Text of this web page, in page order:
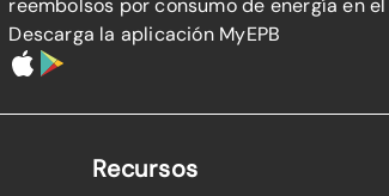
reembolsos por consumo de energía en
Descarga la aplicación MyEPB
Recursos